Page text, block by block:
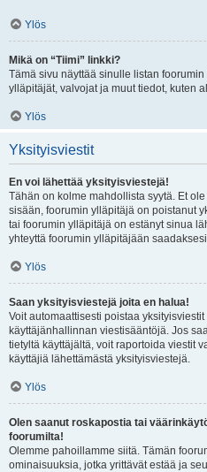
Ylös
Mikä on “Tiimi” linkki?
Tämä sivu näyttää sinulle listan
ylläpitäjät, valvojat ja muut tiedot, kuten
Ylös
Yksityisviestit
En voi lähettää yksityisviestejä!
Tähän on kolme mahdollista syytä. Et
sisään, foorumin ylläpitäjä on poistanut
tai foorumin ylläpitäjä on estänyt sinua
yhteyttä foorumin ylläpitäjään
Ylös
Saan yksityisviestejä joita en halua!
Voit automaattisesti poistaa
käyttäjänhallinnan viestisääntöjä. Jos
tietyltä käyttäjältä, voit raportoida viestit
käyttäjiä lähettämästä yksityisviestejä.
Ylös
Olen saanut roskapostia tai
foorumilta!
Olemme pahoillamme siitä. Tämän
ominaisuuksia, jotka yrittävät estää ja